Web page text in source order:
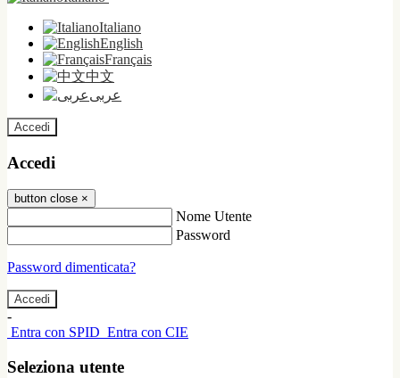
Italiano
English
Français
中文
عربى
Accedi
Accedi
button close ×
Nome Utente
Password
Password dimenticata?
-
Entra con SPID Entra con CIE
Seleziona utente